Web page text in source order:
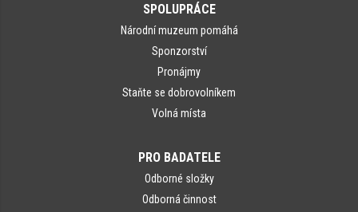
SPOLUPRÁCE
Národní muzeum pomáhá
Sponzorství
Pronájmy
Staňte se dobrovolníkem
Volná místa
PRO BADATELE
Odborné složky
Odborná činnost